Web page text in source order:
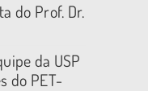
do Prof. Dr.
da USP
do PET-